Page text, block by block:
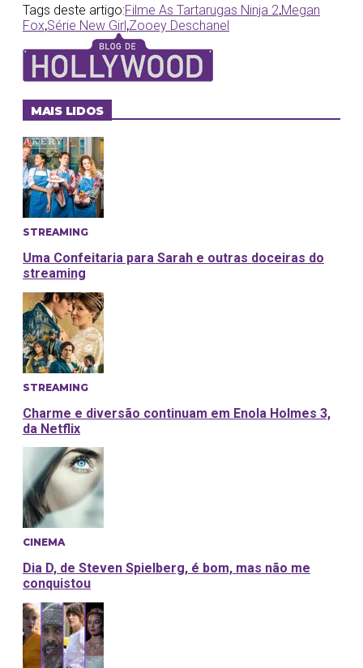
Tags deste artigo:Filme As Tartarugas Ninja 2,Megan
Fox,Série New Girl ,Zooey Deschanel
MAIS LIDOS
STREAMING
Uma Confeitaria para Sarah e outras doceiras do
streaming
STREAMING
Charme e diversão continuam em Enola Holmes 3,
da Netflix
CINEMA
Dia D, de Steven Spielberg, é bom, mas não me
conquistou